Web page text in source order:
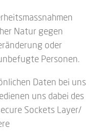
Natur gegen
oder
Personen.
Daten bei uns
uns dabei des
Sockets Layer/